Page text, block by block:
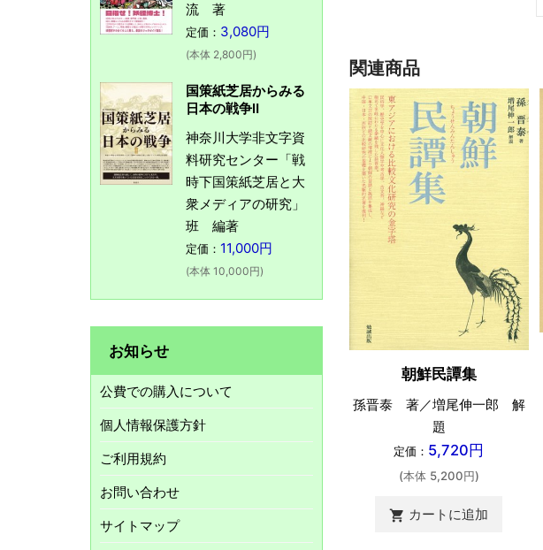
関連商品
朝鮮民譚集
孫晋泰 著／増尾伸一郎 解
題
定価： 5,720円
(本体 5,200円)
shopping_cart カートに追加
流 著
定価： 3,080円
(本体 2,800円)
国策紙芝居からみる
日本の戦争Ⅱ
神奈川大学非文字資
料研究センター「戦
時下国策紙芝居と大
衆メディアの研究」
班 編著
定価： 11,000円
(本体 10,000円)
お知らせ
公費での購入について
個人情報保護方針
ご利用規約
お問い合わせ
サイトマップ